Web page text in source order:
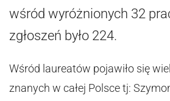
wśród wyróżnionych 32
zgłoszeń było 224.
Wśród laureatów pojawiło się
znanych w całej Polsce tj: